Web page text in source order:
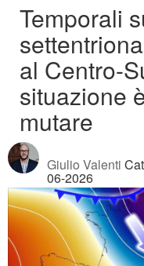
Temporali
al Centro-
situazione
mutare
Giulio Valenti
06-2026